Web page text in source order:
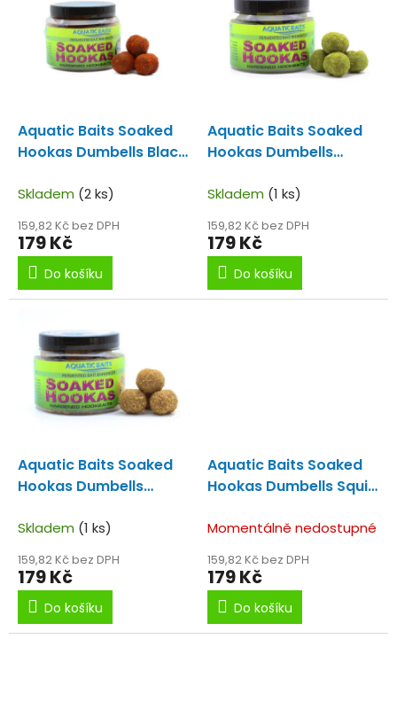
dAquatic Baits Soaked
Hookas Dumbells Black
Skladem (2 ks)
159,82 Kč bez DPH
179 Kč
Do košíku
Aquatic Baits Soaked
Hookas Dumbells
20x24mm
Skladem (1 ks)
159,82 Kč bez DPH
179 Kč
Do košíku
Aquatic Baits Soaked
Hookas Dumbells
Skladem (1 ks)
159,82 Kč bez DPH
179 Kč
Do košíku
Aquatic Baits Soaked
Hookas Dumbells Squid
Momentálně nedostupné
159,82 Kč bez DPH
179 Kč
Do košíku